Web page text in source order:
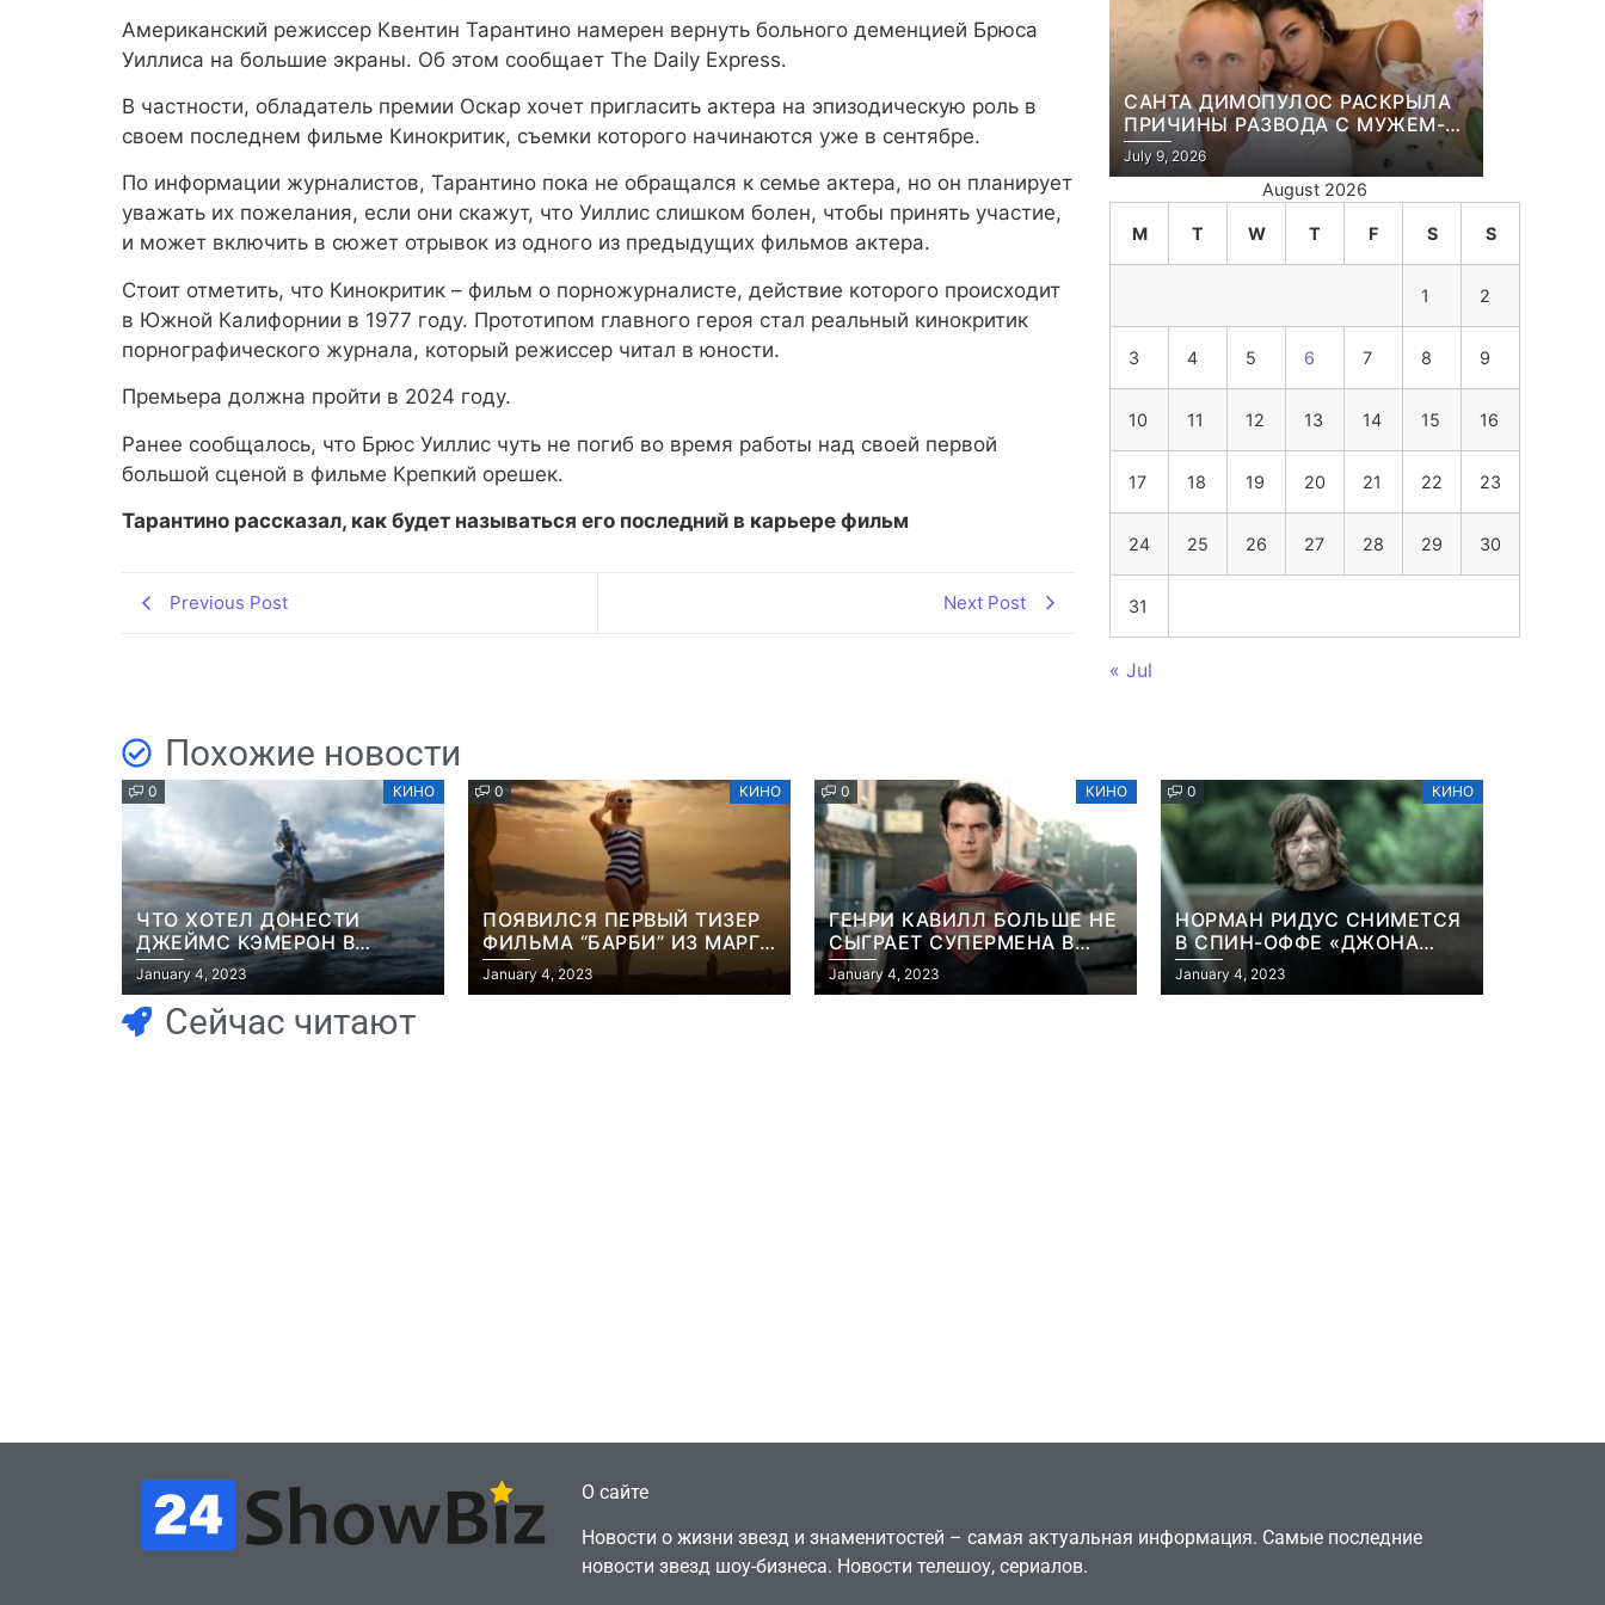
Американский режиссер Квентин Тарантино намерен вернуть больного деменцией Брюса
Уиллиса на большие экраны. Об этом сообщает The Daily Express.
В частности, обладатель премии Оскар хочет пригласить актера на эпизодическую роль в
своем последнем фильме Кинокритик, съемки которого начинаются уже в сентябре.
По информации журналистов, Тарантино пока не обращался к семье актера, но он планирует
уважать их пожелания, если они скажут, что Уиллис слишком болен, чтобы принять участие,
и может включить в сюжет отрывок из одного из предыдущих фильмов актера.
Стоит отметить, что Кинокритик – фильм о порножурналисте, действие которого происходит
в Южной Калифорнии в 1977 году. Прототипом главного героя стал реальный кинокритик
порнографического журнала, который режиссер читал в юности.
Премьера должна пройти в 2024 году.
Ранее сообщалось, что Брюс Уиллис чуть не погиб во время работы над своей первой
большой сценой в фильме Крепкий орешек.
Тарантино рассказал, как будет называться его последний в карьере фильм
Previous Post Next Post
САНТА ДИМОПУЛОС РАСКРЫЛА
ПРИЧИНЫ РАЗВОДА С МУЖЕМ-
БИЗНЕСМЕНОМ
July 9, 2026
August 2026
M T W T F S S
1 2
3 4 5 6 7 8 9
10 11 12 13 14 15 16
17 18 19 20 21 22 23
24 25 26 27 28 29 30
31
« Jul
Похожие новости
0 КИНО
ЧТО ХОТЕЛ ДОНЕСТИ
ДЖЕЙМС КЭМЕРОН В
ФИЛЬМЕ “АВАТАР: ПУТЬ
ВОДЫ”
January 4, 2023
0 КИНО
ПОЯВИЛСЯ ПЕРВЫЙ ТИЗЕР
ФИЛЬМА “БАРБИ” ИЗ МАРГО
РОББИ
January 4, 2023
0 КИНО
ГЕНРИ КАВИЛЛ БОЛЬШЕ НЕ
СЫГРАЕТ СУПЕРМЕНА В
ФИЛЬМЕ ДЖЕЙМСА ГАННА
January 4, 2023
0 КИНО
НОРМАН РИДУС СНИМЕТСЯ
В СПИН-ОФФЕ «ДЖОНА
УИКА»
January 4, 2023
Сейчас читают
О сайте
Новости о жизни звезд и знаменитостей – самая актуальная информация. Самые последние
новости звезд шоу-бизнеса. Новости телешоу, сериалов.